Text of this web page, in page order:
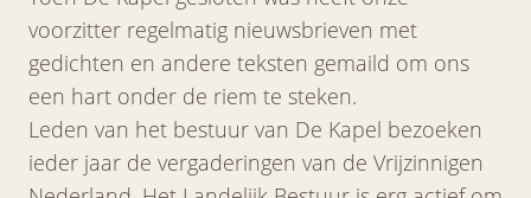
voorzitter regelmatig nieuwsbrieven met
gedichten en andere teksten gemaild om ons
een hart onder de riem te steken.
Leden van het bestuur van De Kapel bezoeken
ieder jaar de vergaderingen van de Vrijzinnigen